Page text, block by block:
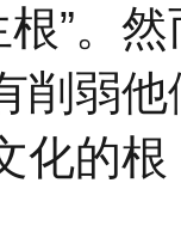
根”。
削弱
化的